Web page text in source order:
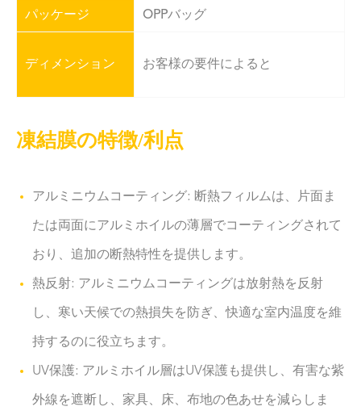
パッケージ OPPバッグ
ディメンション お客様の要件によると
凍結膜の特徴/利点
アルミニウムコーティング: 断熱フィルムは、片面ま
たは両面にアルミホイルの薄層でコーティングされて
おり、追加の断熱特性を提供します。
熱反射: アルミニウムコーティングは放射熱を反射
し、寒い天候での熱損失を防ぎ、快適な室内温度を維
持するのに役立ちます。
UV保護: アルミホイル層はUV保護も提供し、有害な紫
外線を遮断し、家具、床、布地の色あせを減らしま